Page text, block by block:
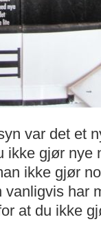
var det et
ikke gjør nye
ikke gjør
vanligvis har
at du ikke